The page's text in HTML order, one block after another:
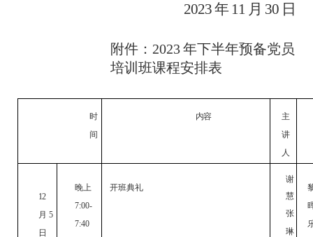
2023年 11 月 30 日
附件： 2023年下半年预备党员
培训班课程安排表
时
间
内容
主
讲
人
12
月 5
日
晚上
7:00-
7:40
开班典礼
谢
慧
张
琳